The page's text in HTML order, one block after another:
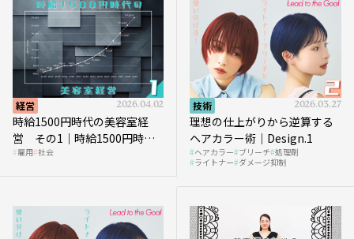
経営 2026.04.02
時給1500円時代の美容室経
営 その1｜時給1500円時代
へ向かう社会的背景
雇用 社会
技術 2026.03.27
理想の仕上がりから逆算する
ヘアカラー術｜Design.1
ヘアカラー ブリーチ 処理剤
ライトナー ダメージ抑制